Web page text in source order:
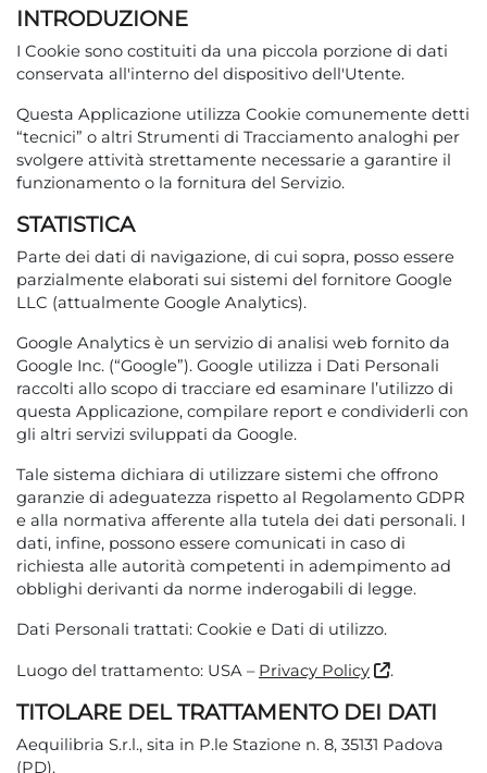
INTRODUZIONE
I Cookie sono costituiti da una piccola porzione di dati
conservata all'interno del dispositivo dell'Utente.
Questa Applicazione utilizza Cookie comunemente detti
“tecnici” o altri Strumenti di Tracciamento analoghi per
svolgere attività strettamente necessarie a garantire il
funzionamento o la fornitura del Servizio.
STATISTICA
Parte dei dati di navigazione, di cui sopra, posso essere
parzialmente elaborati sui sistemi del fornitore Google
LLC (attualmente Google Analytics).
Google Analytics è un servizio di analisi web fornito da
Google Inc. (“Google”). Google utilizza i Dati Personali
raccolti allo scopo di tracciare ed esaminare l’utilizzo di
questa Applicazione, compilare report e condividerli con
gli altri servizi sviluppati da Google.
Tale sistema dichiara di utilizzare sistemi che offrono
garanzie di adeguatezza rispetto al Regolamento GDPR
e alla normativa afferente alla tutela dei dati personali. I
dati, infine, possono essere comunicati in caso di
richiesta alle autorità competenti in adempimento ad
obblighi derivanti da norme inderogabili di legge.
Dati Personali trattati: Cookie e Dati di utilizzo.
Luogo del trattamento: USA – Privacy Policy .
TITOLARE DEL TRATTAMENTO DEI DATI
Aequilibria S.r.l., sita in P.le Stazione n. 8, 35131 Padova
(PD).